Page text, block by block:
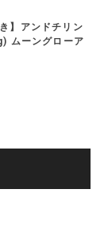
】アンドチリン
ムーングローア